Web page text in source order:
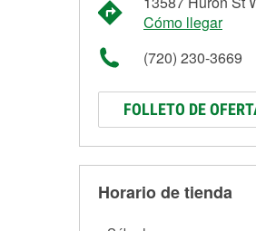
Cómo llegar
(720) 230-3669
FOLLETO DE
Horario de tienda